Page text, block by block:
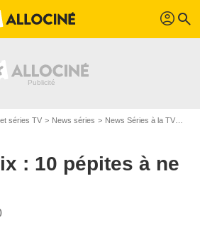
profil search
séries TV News séries News Séries à la TV
: 10 pépites à ne